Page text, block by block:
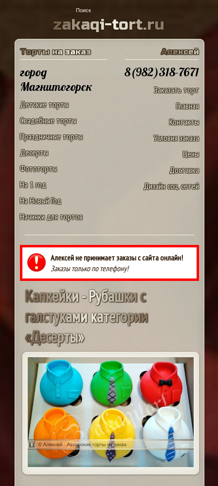
zakaqi-tort.ru
Торты на заказ
город
Магнитогорск
Детские торты
Свадебные торты
Праздничные торты
Десерты
Фототорты
На 1 год
На Новый Год
Начинки для тортов
Алексей
8(982)318-7671
Заказать торт
Главная
Контакты
Условия заказа
Цены
Доставка
Дизайн соц. сетей
Алексей не принимает заказы с сайта онлайн!
Заказы только по телефону!
Капкейки-Рубашкис
галстукамикатегории
«Десерты»